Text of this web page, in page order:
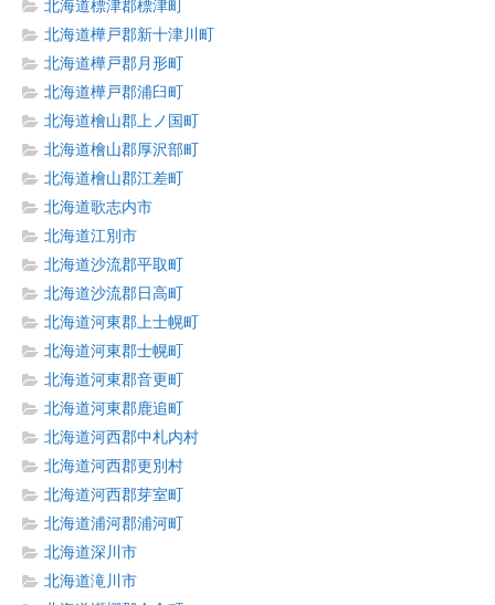
北海道標津郡標津町
北海道樺戸郡新十津川町
北海道樺戸郡月形町
北海道樺戸郡浦臼町
北海道檜山郡上ノ国町
北海道檜山郡厚沢部町
北海道檜山郡江差町
北海道歌志内市
北海道江別市
北海道沙流郡平取町
北海道沙流郡日高町
北海道河東郡上士幌町
北海道河東郡士幌町
北海道河東郡音更町
北海道河東郡鹿追町
北海道河西郡中札内村
北海道河西郡更別村
北海道河西郡芽室町
北海道浦河郡浦河町
北海道深川市
北海道滝川市